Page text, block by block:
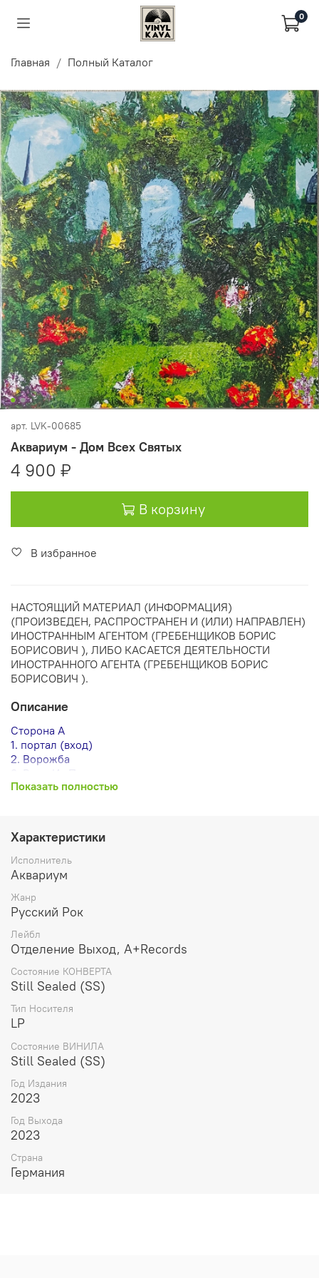
0
Главная Полный Каталог
арт. LVK-00685
Аквариум - Дом Всех Святых
4 900 ₽
В корзину
В избранное
НАСТОЯЩИЙ МАТЕРИАЛ (ИНФОРМАЦИЯ)
(ПРОИЗВЕДЕН, РАСПРОСТРАНЕН И (ИЛИ) НАПРАВЛЕН)
ИНОСТРАННЫМ АГЕНТОМ (ГРЕБЕНЩИКОВ БОРИС
БОРИСОВИЧ ), ЛИБО КАСАЕТСЯ ДЕЯТЕЛЬНОСТИ
ИНОСТРАННОГО АГЕНТА (ГРЕБЕНЩИКОВ БОРИС
БОРИСОВИЧ ).
Описание
Сторона А
1. портал (вход)
2. Ворожба
3. Вино Из Песка
4. Не Выходи За Дверь
7. Дом Всех Святых
8. Обида
Сторона Б
9. Сюрприз
10. Учение — Свет
11. Еретик
12. Королям Листопада
13. Махамайя
14. Я Не Я
15. портал (выход)
Показать полностью
Характеристики
Исполнитель
Аквариум
Жанр
Русский Рок
Лейбл
Отделение Выход, A+Records
Состояние КОНВЕРТА
Still Sealed (SS)
Тип Носителя
LP
Состояние ВИНИЛА
Still Sealed (SS)
Год Издания
2023
Год Выхода
2023
Страна
Германия